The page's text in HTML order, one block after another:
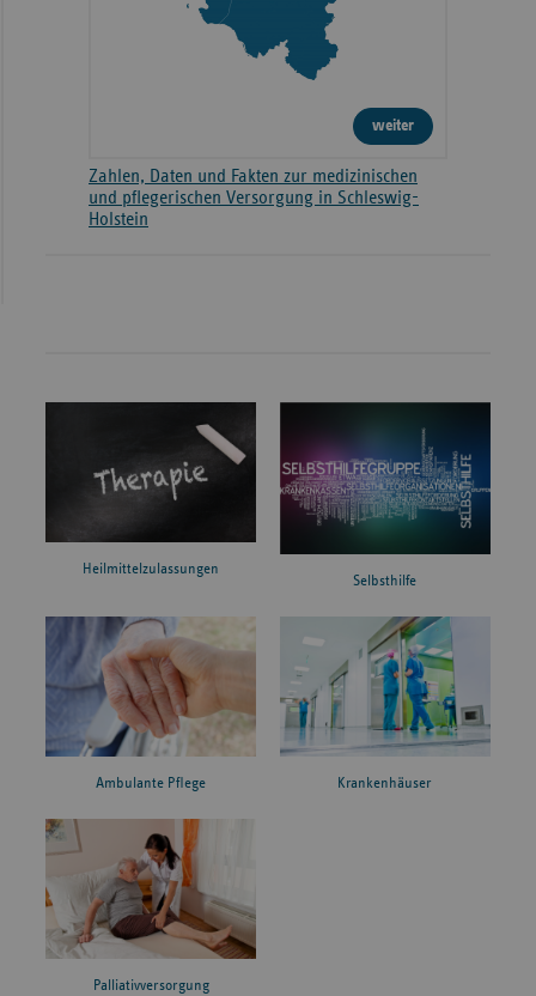
weiter
Zahlen, Daten und Fakten zur medizinischen
und pflegerischen Versorgung in Schleswig-
Holstein
Heilmittelzulassungen
Selbsthilfe
Ambulante Pflege Krankenhäuser
Palliativversorgung